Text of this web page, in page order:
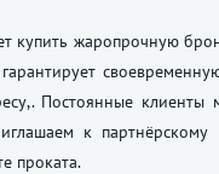
купить жаропрочную
Постоянные клиенты
к партнёрскому
проката.